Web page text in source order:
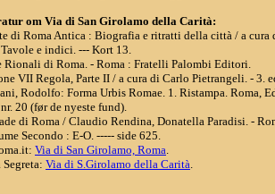
om Via di San Girolamo della Carità:
di Roma Antica : Biografia e ritratti della città / a
e indici. --- Kort 13.
Rionali di Roma. - Roma : Fratelli Palombi Editori.
VII Regola, Parte II / a cura di Carlo Pietrangeli. - 3.
Rodolfo: Forma Urbis Romae. 1. Ristampa. Roma,
20 (før de nyeste fund).
di Roma / Claudio Rendina, Donatella Paradisi. -
Secondo : E-O. ----- side 625.
Via di San Girolamo, Roma.
Segreta: Via di S.Girolamo della Carità.